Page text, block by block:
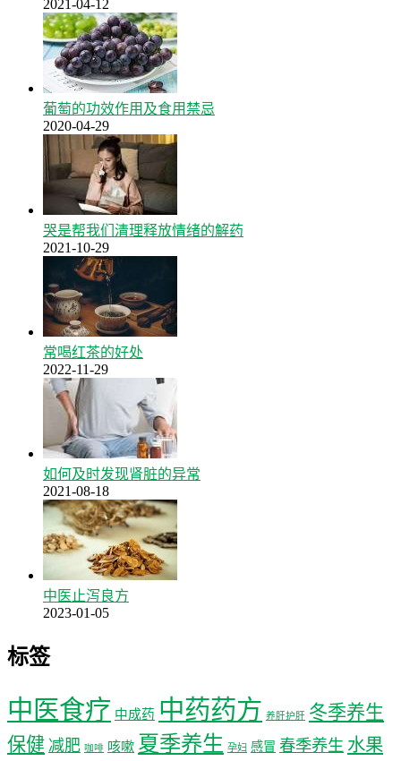
2021-04-12
葡萄的功效作用及食用禁忌
2020-04-29
哭是帮我们清理释放情绪的解药
2021-10-29
常喝红茶的好处
2022-11-29
如何及时发现肾脏的异常
2021-08-18
中医止泻良方
2023-01-05
标签
中医食疗 中成药 中药药方 养肝护肝 冬季养生
保健 减肥 咖啡 咳嗽 夏季养生 孕妇 感冒 春季养生 水果